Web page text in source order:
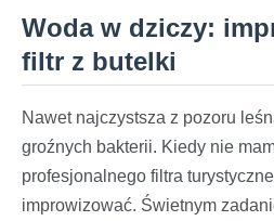
Woda w dziczy:
filtr z butelki
Nawet najczystsza z pozoru
groźnych bakterii. Kiedy nie
profesjonalnego filtra
improwizować. Świetnym